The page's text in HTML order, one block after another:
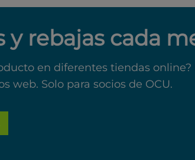
y rebajas cada
en diferentes tiendas online?
web. Solo para socios de OCU.